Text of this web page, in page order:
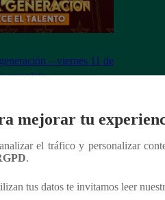
– viernes 11 de
completo
mejorar tu
el tráfico y personalizar
.
tus datos te invitamos leer